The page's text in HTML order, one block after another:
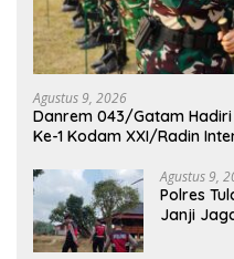
Agustus 9, 2026
Danrem 043/Gatam Hadiri
Ke-1 Kodam XXI/Radin
Agustus 9,
Polres
Janji